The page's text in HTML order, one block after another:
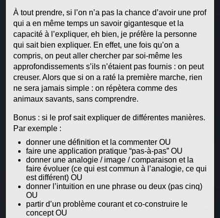
À tout prendre, si l’on n’a pas la chance d’avoir une prof
qui a en même temps un savoir gigantesque et la
capacité à l’expliquer, eh bien, je préfère la personne
qui sait bien expliquer. En effet, une fois qu’on a
compris, on peut aller chercher par soi-même les
approfondissements s’ils n’étaient pas fournis : on peut
creuser. Alors que si on a raté la première marche, rien
ne sera jamais simple : on répètera comme des
animaux savants, sans comprendre.
Bonus : si le prof sait expliquer de différentes manières.
Par exemple :
donner une définition et la commenter OU
faire une application pratique “pas-à-pas” OU
donner une analogie / image / comparaison et la
faire évoluer (ce qui est commun à l’analogie, ce qui
est différent) OU
donner l’intuition en une phrase ou deux (pas cinq)
OU
partir d’un problème courant et co-construire le
concept OU